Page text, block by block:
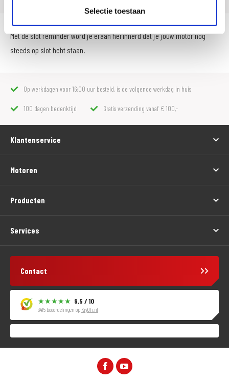
Selectie toestaan
Met de slot reminder word je eraan herinnerd dat je jouw motor nog
steeds op slot hebt staan.
Op werkdagen voor 16:00 uur besteld, is de volgende werkdag in huis
100 dagen bedenktijd Gratis verzending vanaf € 100,-
Klantenservice
Motoren
Producten
Services
Contact
9,5 / 10
3415 beoordelingen op KiyOh.nl